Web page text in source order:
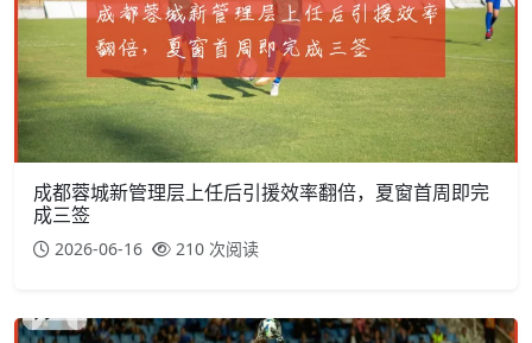
成都蓉城新管理层上任后引援效率翻倍，夏窗首周即完
成三签
2026-06-16 210 次阅读